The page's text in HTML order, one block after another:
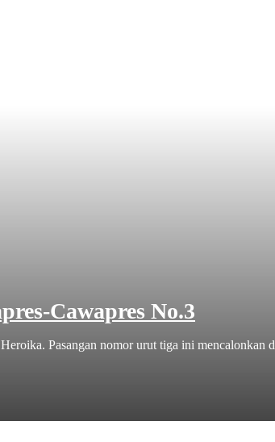
Cawapres No.3
Pasangan nomor urut tiga ini mencalonkan